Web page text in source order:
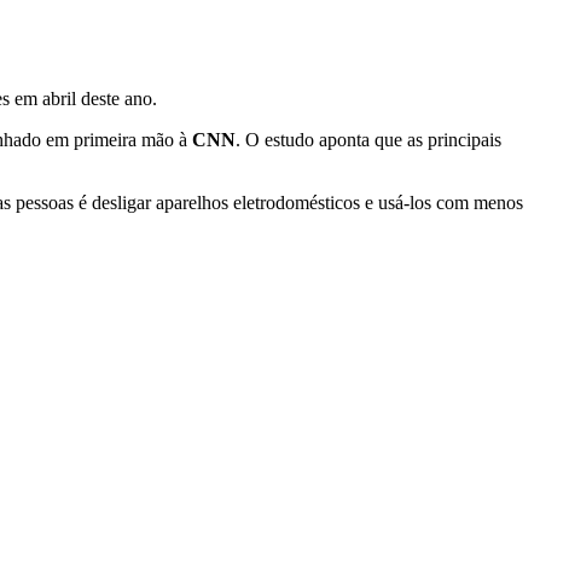
em abril deste ano.
em primeira mão à CNN. O estudo aponta que as principais
pessoas é desligar aparelhos eletrodomésticos e usá-los com menos